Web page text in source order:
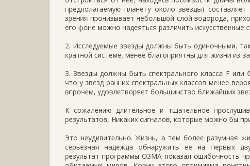
предполагаемую планету около звезды)
зрения пронизывает небольшой слой водорода,
его фоне можно надеяться различить искусственные
2. Исследуемые звезды должны быть одиночными,
кратной системе, менее благоприятны для жизни из-
3. Звезды должны быть спектрального класса F или
что у звезд ранних спектральных классов менее
впрочем, удовлетворяет большинство ближайших
К сожалению длительное и тщательное
результатов, Никаких сигналов, которые можно бы
Это неудивительно. Жизнь, а тем более разумная
серьезная надежда обнаружить ее на первых
результат программы ОЗМА показал ошибочность